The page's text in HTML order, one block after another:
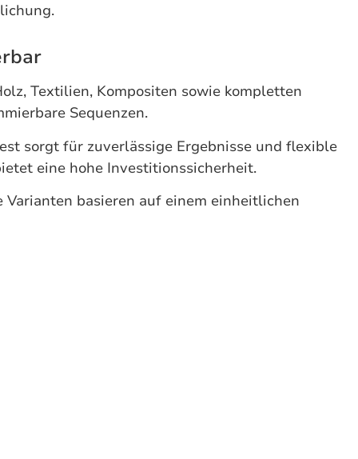
Textilien, Kompositen sowie kompletten
Sequenzen.
sorgt für zuverlässige Ergebnisse und flexible
eine hohe Investitionssicherheit.
basieren auf einem einheitlichen